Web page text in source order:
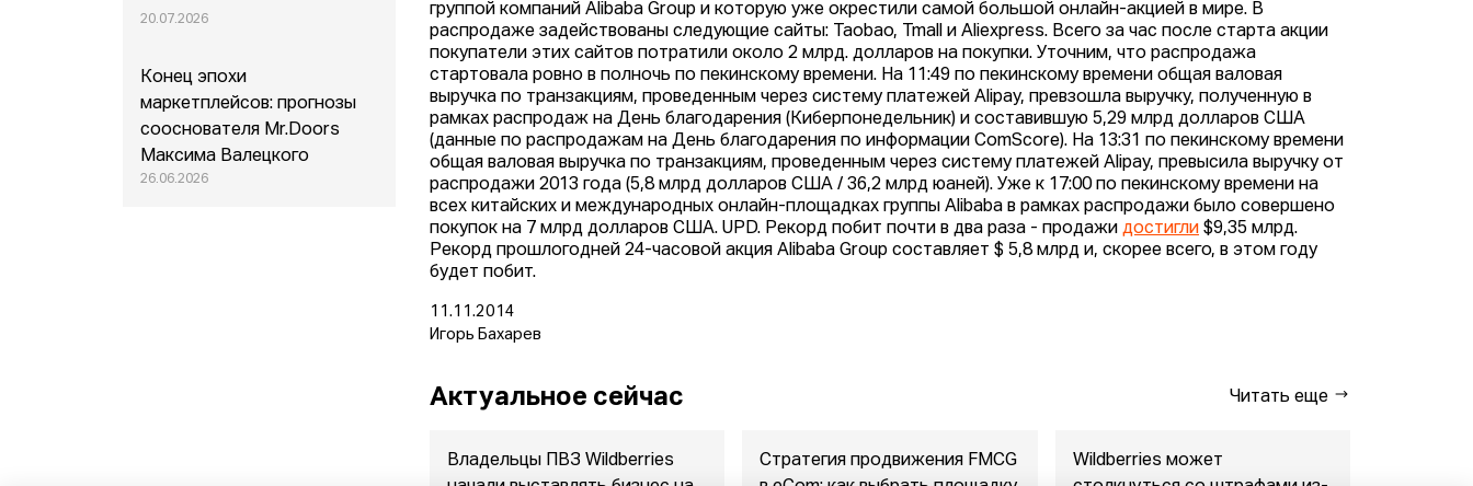
группой компаний Alibaba Group и которую уже окрестили самой большой онлайн-акцией в мире. В
распродаже задействованы следующие сайты: Taobao, Tmall и Aliexpress. Всего за час после старта акции
покупатели этих сайтов потратили около 2 млрд. долларов на покупки. Уточним, что распродажа
стартовала ровно в полночь по пекинскому времени. На 11:49 по пекинскому времени общая валовая
выручка по транзакциям, проведенным через систему платежей Alipay, превзошла выручку, полученную в
рамках распродаж на День благодарения (Киберпонедельник) и составившую 5,29 млрд долларов США
(данные по распродажам на День благодарения по информации ComScore). На 13:31 по пекинскому времени
общая валовая выручка по транзакциям, проведенным через систему платежей Alipay, превысила выручку от
распродажи 2013 года (5,8 млрд долларов США / 36,2 млрд юаней). Уже к 17:00 по пекинскому времени на
всех китайских и международных онлайн-площадках группы Alibaba в рамках распродажи было совершено
покупок на 7 млрд долларов США. UPD. Рекорд побит почти в два раза - продажидостигли $9,35 млрд.
Рекорд прошлогодней 24-часовой акция Alibaba Group составляет $ 5,8 млрд и, скорее всего, в этом году
будет побит.
11.11.2014
Игорь Бахарев
Актуальное сейчас Читать еще
Владельцы ПВЗ Wildberries
Стратегия продвижения FMCG
Wildberries может
20.07.2026
Конец эпохи
маркетплейсов: прогнозы
сооснователя Mr.Doors
Максима Валецкого
26.06.2026